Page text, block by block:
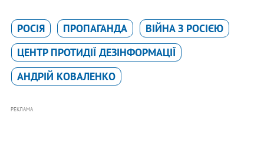
РОСІЯ ПРОПАГАНДА
ВІЙНА З РОСІЄЮ
ЦЕНТР ПРОТИДІЇ ДЕЗІНФОРМАЦІЇ
АНДРІЙ КОВАЛЕНКО
РЕКЛАМА